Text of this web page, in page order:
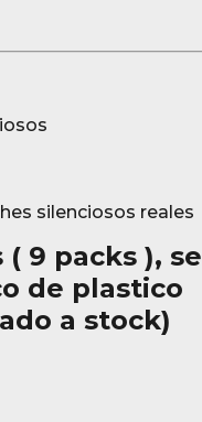
silenciosos reales
9 packs ), se
de plastico
a stock)